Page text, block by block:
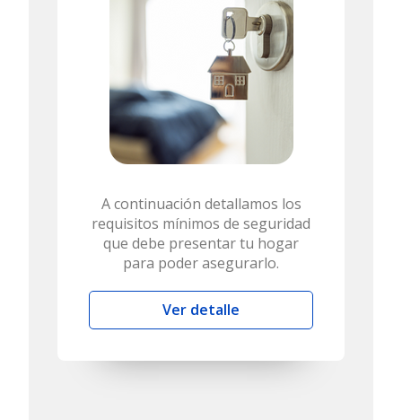
A continuación detallamos los
requisitos mínimos de seguridad
que debe presentar tu hogar
para poder asegurarlo.
Ver detalle